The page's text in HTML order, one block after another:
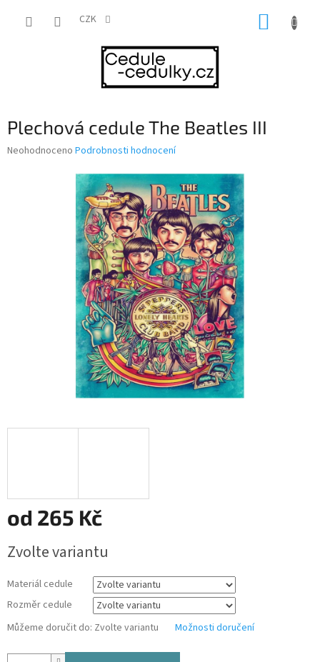
CZK
Plechová cedule The Beatles III
Průměrné
Neohodnoceno Podrobnosti hodnocení
od 265 Kč
cena:
Zvolte variantu
Materiál cedule
Rozměr cedule
Můžeme doručit do: Zvolte variantu Možnosti doručení